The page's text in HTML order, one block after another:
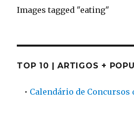
Images tagged "eating"
TOP 10 | ARTIGOS +
• Calendário de Concursos